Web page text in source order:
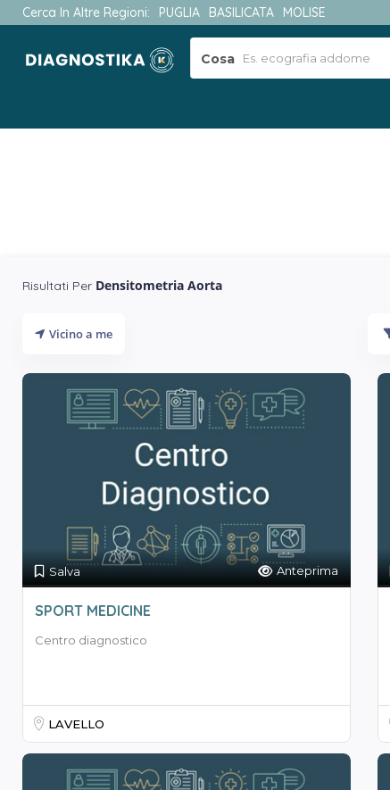
Cerca In Altre Regioni: PUGLIA BASILICATA MOLISE
Cosa
Risultati Per Densitometria Aorta
Vicino a me
Salva Anteprima
SPORT MEDICINE
Centro diagnostico
LAVELLO